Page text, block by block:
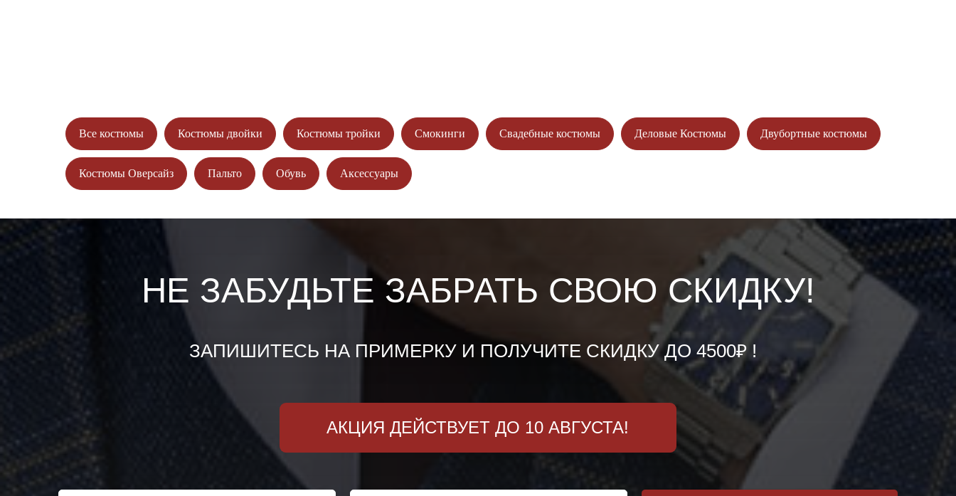
Все костюмы Костюмы двойки Костюмы тройки Смокинги Свадебные костюмы Деловые Костюмы Двубортные костюмы
Костюмы Оверсайз Пальто Обувь Аксессуары
ЗАПИШИТЕСЬ НА ПРИМЕРКУ И ПОЛУЧИТЕ СКИДКУ ДО 4500₽ !
НЕ ЗАБУДЬТЕ ЗАБРАТЬ СВОЮ СКИДКУ!
АКЦИЯ ДЕЙСТВУЕТ ДО 10 АВГУСТА!